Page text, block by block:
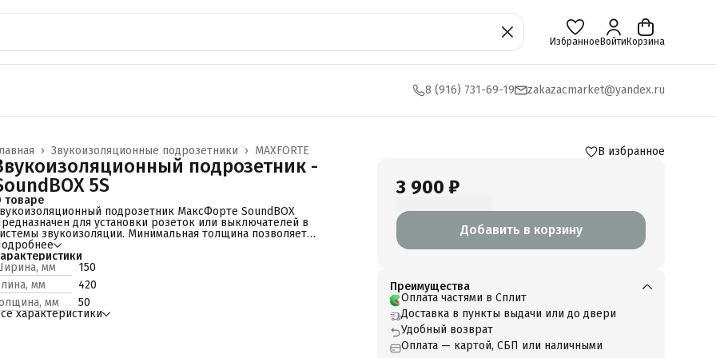
Избранное Войти Корзина
8 (916) 731-69-19 zakazacmarket@yandex.ru
MAXFORTE
Звукоизоляционные подрозетники ›
›
подрозетник -
5S
товаре
подрозетник МаксФорте SoundBOX
для установки розеток или выключателей в
звукоизоляции. Минимальная толщина позволяет
подрозетник даже в самые тонкие конструкции
изготовлен из высокопрочного полимера, что
долгую службу и высокие показатели
и преимущества:
подрозетника 34 мм, таким образом его можно
установить даже в самые тонкие схемы звукоизоляции; ⠀
мм
150
мм
420
мм
50
характеристики
В избранное
3 900 ₽
Добавить в корзину
Преимущества
Оплата частями в Сплит
Доставка в пункты выдачи или до двери
Удобный возврат
Оплата — картой, СБП или наличными